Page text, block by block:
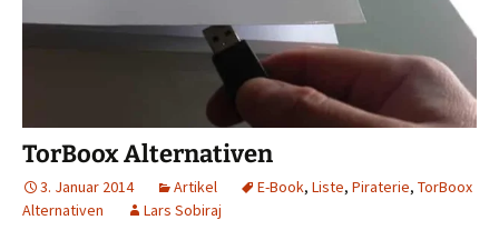
TorBoox Alternativen
3. Januar 2014 Artikel E-Book, Liste, Piraterie, TorBoox
Alternativen
Lars Sobiraj